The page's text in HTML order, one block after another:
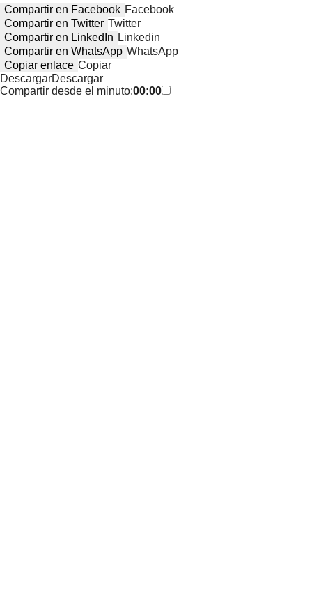
Compartir en Facebook Facebook
Compartir en Twitter Twitter
Compartir en LinkedIn Linkedin
Compartir en WhatsApp WhatsApp
Copiar enlace Copiar
DescargarDescargar
Compartir desde el minuto:00:00